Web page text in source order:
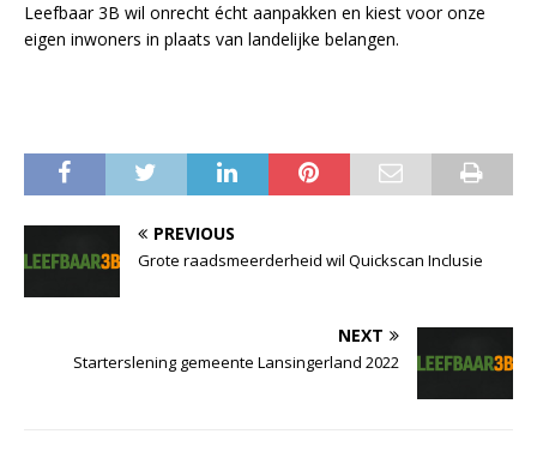
Leefbaar 3B wil onrecht écht aanpakken en kiest voor onze
eigen inwoners in plaats van landelijke belangen.
PREVIOUS
Grote raadsmeerderheid wil Quickscan Inclusie
NEXT
Starterslening gemeente Lansingerland 2022